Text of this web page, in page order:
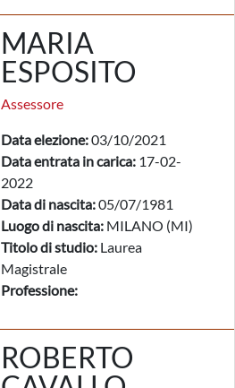
MARIA
ESPOSITO
Assessore
Data elezione:03/10/2021
Data entrata in carica: 17-02-
2022
Data di nascita:05/07/1981
Luogo di nascita: MILANO (MI)
Titolo di studio: Laurea
Magistrale
Professione:
ROBERTO